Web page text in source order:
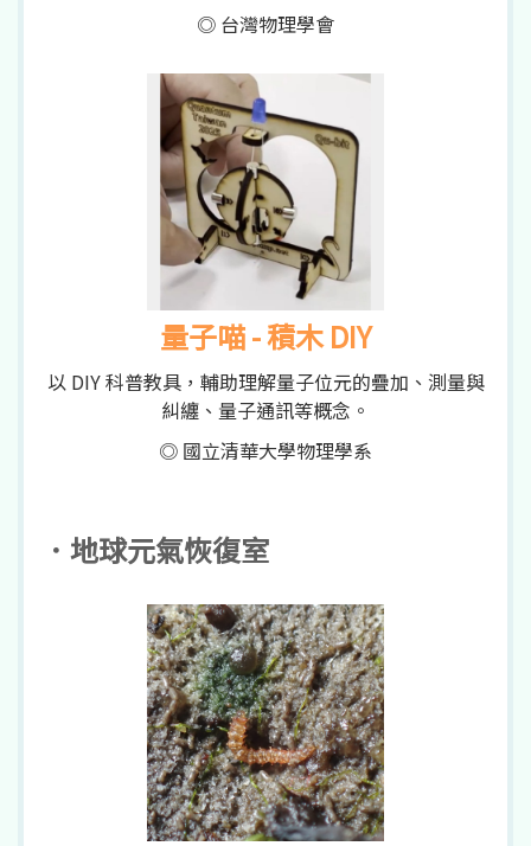
◎ 台灣物理學會
量子喵 - 積木 DIY
以 DIY 科普教具，輔助理解量子位元的疊加、測量與
糾纏、量子通訊等概念。
◎ 國立清華大學物理學系
．地球元氣恢復室